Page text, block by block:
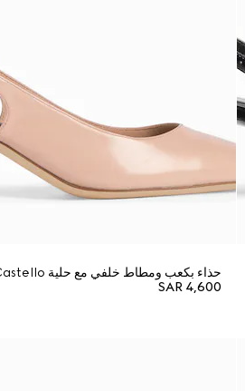
حذاء بكعب ومطاط خلفي مع حلية Castello للنساء
SAR 4,600